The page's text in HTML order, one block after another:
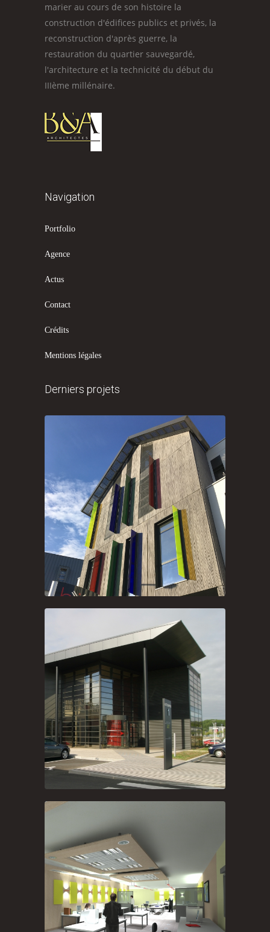
marier au cours de son histoire la
construction d'édifices publics et privés, la
reconstruction d'après guerre, la
restauration du quartier sauvegardé,
l'architecture et la technicité du début du
IIIème millénaire.
Navigation
Portfolio
Agence
Actus
Contact
Crédits
Mentions légales
Derniers projets